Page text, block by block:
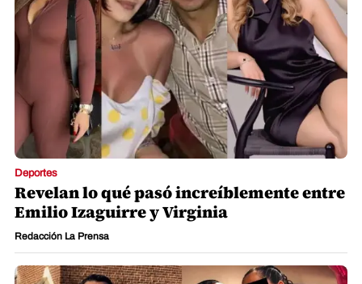
Deportes
Revelan lo qué pasó increíblemente entre
Emilio Izaguirre y Virginia
Redacción La Prensa